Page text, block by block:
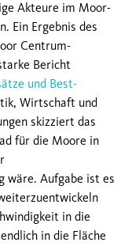
Akteure im Moor-
Ein Ergebnis des
Centrum-
Bericht
und Best-
Wirtschaft und
skizziert das
für die Moore in
wäre. Aufgabe ist es
in die
in die Fläche